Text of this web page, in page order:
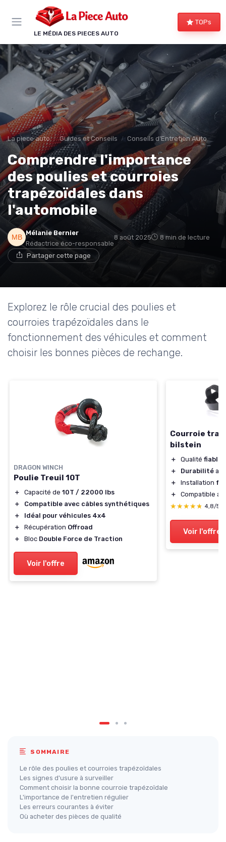
LE MÉDIA DES PIECES AUTO
TOPs
La piece auto Guides et Conseils Conseils d'Entretien Auto
Comprendre l'importance
des poulies et courroies
trapézoïdales dans
l'automobile
Mélanie Bernier
Rédactrice éco-responsable
8 août 2025 8 min de lecture
Partager cette page
Explorez le rôle crucial des poulies et
courroies trapézoïdales dans le
fonctionnement des véhicules et comment
choisir les bonnes pièces de rechange.
DRAGON WINCH
Poulie Treuil 10T
＋ Capacité de 10T / 22000 lbs
＋
Compatible avec câbles synthétiques
＋
Idéal pour véhicules 4x4
＋
Récupération Offroad
＋
Bloc Double Force de Traction
Voir l'offre
Courroie
bilstein
＋ Qualité fiable
＋
Durabilité
＋
Installation
＋
Compatible
★★★★★
★★★★★ 4,8/5
Voir l'offre
SOMMAIRE
Le rôle des poulies et courroies trapézoïdales
Les signes d'usure à surveiller
Comment choisir la bonne courroie trapézoïdale
L'importance de l'entretien régulier
Les erreurs courantes à éviter
Où acheter des pièces de qualité
Panneau de gestion des cookies